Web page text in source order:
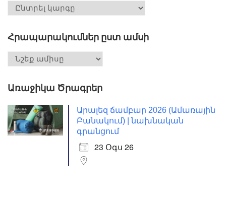
Հրապարակումներ ըստ ամսի
Առաջիկա Ծրագրեր
Արալեզ ճամբար 2026 (Ամառային
Բանակում) | նախնական
գրանցում
23 Օգս 26